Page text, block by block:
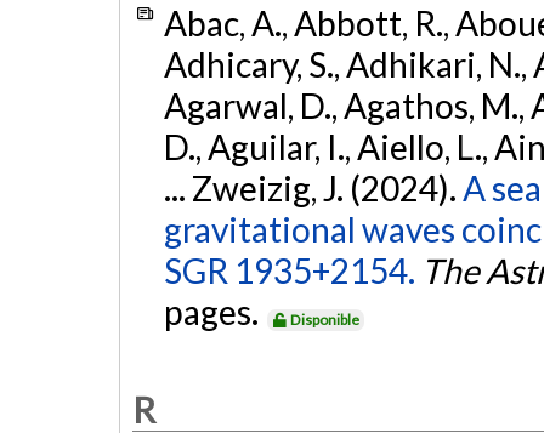
Abac, A., Abbott, R.,
Adhicary, S., Adhikari, N.,
Agarwal, D., Agathos, M.,
D., Aguilar, I., Aiello, L.,
... Zweizig, J. (2024). A
gravitational waves
SGR 1935+2154. The
pages.
Disponible
R